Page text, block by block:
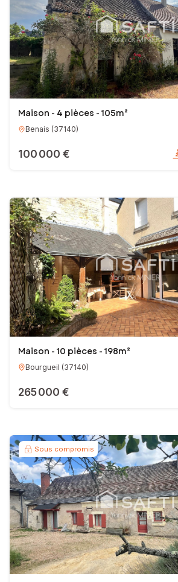
Maison - 4 pièces - 105m²
Benais (37140)
100 000 €
Maison - 10 pièces - 198m²
Bourgueil (37140)
265 000 €
Sous compromis